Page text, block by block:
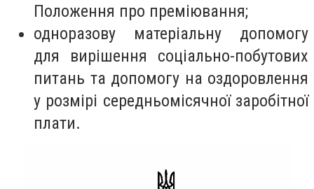
Положення про преміювання;
одноразову матеріальну допомогу
для вирішення соціально-побутових
питань та допомогу на оздоровлення
у розмірі середньомісячної заробітної
плати.